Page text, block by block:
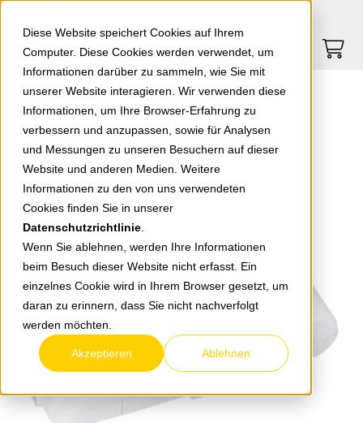
Diese Website speichert Cookies auf Ihrem
Computer. Diese Cookies werden verwendet, um
Informationen darüber zu sammeln, wie Sie mit
unserer Website interagieren. Wir verwenden diese
Informationen, um Ihre Browser-Erfahrung zu
verbessern und anzupassen, sowie für Analysen
und Messungen zu unseren Besuchern auf dieser
Website und anderen Medien. Weitere
Informationen zu den von uns verwendeten
Cookies finden Sie in unserer
Datenschutzrichtlinie
Wenn Sie ablehnen, werden Ihre Informationen
beim Besuch dieser Website nicht erfasst. Ein
einzelnes Cookie wird in Ihrem Browser gesetzt, um
daran zu erinnern, dass Sie nicht nachverfolgt
werden möchten.
Akzeptieren Ablehnen
Springe zu Hauptinhalt Springe zum Footer
0
zurück zur Übersicht